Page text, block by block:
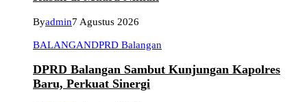
Byadmin7 Agustus 2026
BALANGANDPRD Balangan
DPRD Balangan Sambut Kunjungan Kapolres
Baru, Perkuat Sinergi